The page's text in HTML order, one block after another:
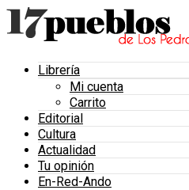
Librería
Mi cuenta
Carrito
Editorial
Cultura
Actualidad
Tu opinión
En-Red-Ando